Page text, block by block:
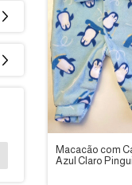
Macacão com
Azul Claro